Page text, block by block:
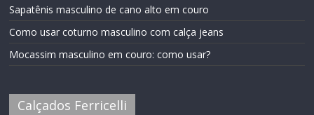
Sapatênis masculino de cano alto em couro
Como usar coturno masculino com calça jeans
Mocassim masculino em couro: como usar?
Calçados Ferricelli